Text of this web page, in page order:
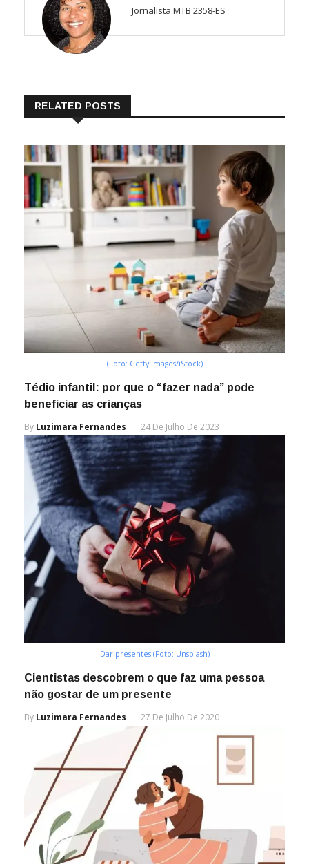
Jornalista MTB 2358-ES
RELATED POSTS
(Foto: Getty Images/iStock)
Tédio infantil: por que o “fazer nada” pode
beneficiar as crianças
By Luzimara Fernandes 24 De Julho De 2023
Dar presentes (Foto: Unsplash)
Cientistas descobrem o que faz uma pessoa
não gostar de um presente
By Luzimara Fernandes 27 De Julho De 2020